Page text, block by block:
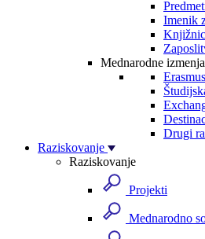
Imenik
Mednarodne
Drugi
Raziskovanje
Raziskovanje
Projekti
Mednarodno